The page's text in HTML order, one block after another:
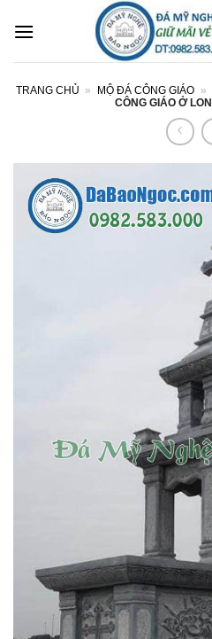
qua
TRANG CHỦ » MỘ ĐÁ CÔNG GIÁO »
CÔNG GIÁO Ở